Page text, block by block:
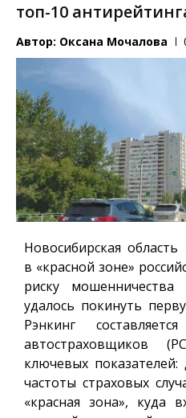
топ-10
Автор: Оксана Мочалова
Новосибирская
в «красной зоне»
риску
удалось покинуть
Рэнкинг
автостраховщиков
ключевых
частоты страховых
«красная зона», куда